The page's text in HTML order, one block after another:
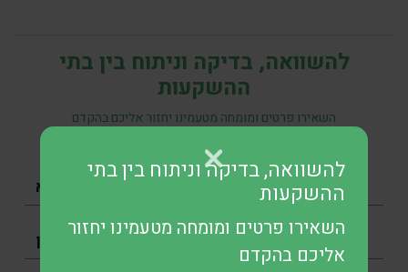
להשוואה, בדיקה וניתוח בין בתי
ההשקעות
השאירו פרטים ומומחה מטעמינו יחזור אליכם בהקדם
להשוואה, בדיקה וניתוח בין בתי
ההשקעות
השאירו פרטים ומומחה מטעמינו יחזור
אליכם בהקדם